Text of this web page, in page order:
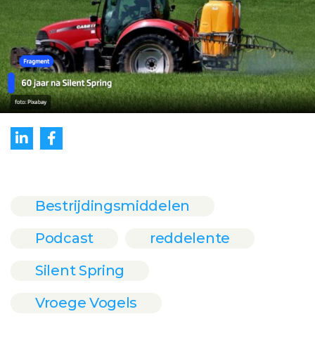
Bestrijdingsmiddelen
Podcast
reddelente
Silent Spring
Vroege Vogels